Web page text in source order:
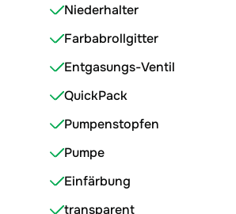
Niederhalter
Farbabrollgitter
Entgasungs-Ventil
QuickPack
Pumpenstopfen
Pumpe
Einfärbung
transparent